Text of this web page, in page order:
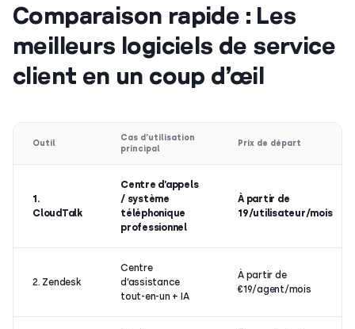
Comparaison rapide : Les
meilleurs logiciels de service
client en un coup d’œil
Outil
Cas d’utilisation
principal
Prix de départ
1.
CloudTalk
Centre d’appels
/ système
téléphonique
professionnel
À partir de
19/utilisateur/mois
2. Zendesk
Centre
d’assistance
tout-en-un + IA
À partir de
€19/agent/mois